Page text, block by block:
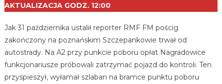
AKTUALIZACJA GODZ. 12:00
Jak 31 października ustalił reporter RMF FM pościg
zakończony na poznańskim Szczepankowie trwał od
autostrady. Na A2 przy punkcie poboru opłat Nagradowice
funkcjonariusze próbowali zatrzymać pojazd do kontroli. Ten
przyspieszył, wyłamał szlaban na bramce punktu poboru